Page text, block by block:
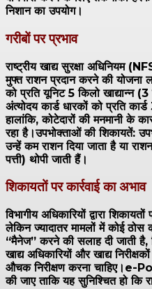
निशान का उपयोग।
गरीबों पर प्रभाव
राष्ट्रीय खाद्य सुरक्षा अधिनियम
मुफ्त राशन प्रदान करने की योजना
को प्रति यूनिट 5 किलो खाद्यान्न
अंत्योदय कार्ड धारकों को प्रति
हालांकि, कोटेदारों की मनमानी के
रहा है।उपभोक्ताओं की शिकायतें:
उन्हें कम राशन दिया जाता है या
पत्ती) थोपी जाती हैं।
शिकायतों पर कार्रवाई का अभाव
विभागीय अधिकारियों द्वारा
लेकिन ज्यादातर मामलों में कोई ठोस
“मैनेज” करने की सलाह दी जाती
खाद्य अधिकारियों और खाद्य
औचक निरीक्षण करना चाहिए।e-
की जाए ताकि यह सुनिश्चित हो कि